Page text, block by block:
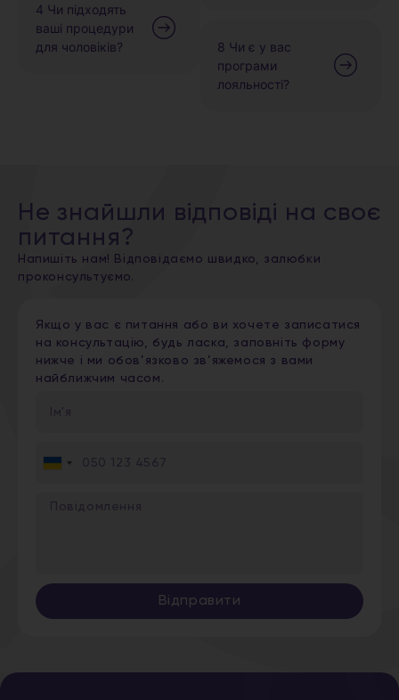
4 Чи підходять
ваші процедури
для чоловіків?
8 Чи є у вас
програми
лояльності?
Не знайшли відповіді на своє
питання?
Напишіть нам! Відповідаємо швидко, залюбки
проконсультуємо.
Якщо у вас є питання або ви хочете записатися
на консультацію, будь ласка, заповніть форму
нижче і ми обов’язково зв’яжемося з вами
найближчим часом.
Ukraine
Відправити